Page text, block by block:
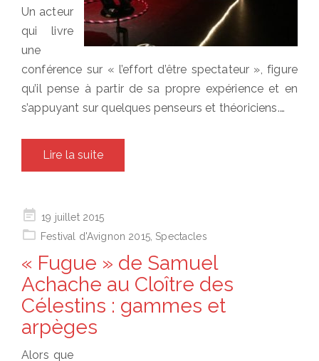
Un acteur
qui livre
une
conférence sur « l’effort d’être spectateur », figure
qu’il pense à partir de sa propre expérience et en
s’appuyant sur quelques penseurs et théoriciens.…
Lire la suite
Posted
on
19 juillet 2015
Festival d'Avignon 2015, Spectacles
« Fugue » de Samuel
Achache au Cloître des
Célestins : gammes et
arpèges
Alors que